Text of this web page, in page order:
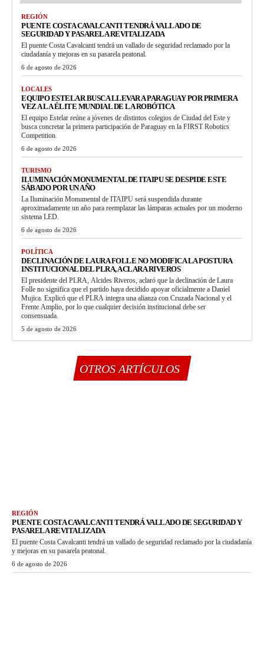
REGIÓN
PUENTE COSTA CAVALCANTI TENDRÁ VALLADO DE
SEGURIDAD Y PASARELA REVITALIZADA
El puente Costa Cavalcanti tendrá un vallado de seguridad reclamado por la
ciudadanía y mejoras en su pasarela peatonal.
6 de agosto de 2026
LOCALES
EQUIPO ESTELAR BUSCA LLEVAR A PARAGUAY POR PRIMERA
VEZ A LA ÉLITE MUNDIAL DE LA ROBÓTICA
El equipo Estelar reúne a jóvenes de distintos colegios de Ciudad del Este y
busca concretar la primera participación de Paraguay en la FIRST Robotics
Competition.
6 de agosto de 2026
TURISMO
ILUMINACIÓN MONUMENTAL DE ITAIPU SE DESPIDE ESTE
SÁBADO POR UN AÑO
La Iluminación Monumental de ITAIPU será suspendida durante
aproximadamente un año para reemplazar las lámparas actuales por un moderno
sistema LED.
6 de agosto de 2026
POLÍTICA
DECLINACIÓN DE LAURA FOLLE NO MODIFICA LA POSTURA
INSTITUCIONAL DEL PLRA, ACLARA RIVEROS
El presidente del PLRA, Alcides Riveros, aclaró que la declinación de Laura
Folle no significa que el partido haya decidido apoyar oficialmente a Daniel
Mujica. Explicó que el PLRA integra una alianza con Cruzada Nacional y el
Frente Amplio, por lo que cualquier decisión institucional debe ser
consensuada.
5 de agosto de 2026
OTROS ARTÍCULOS
REGIÓN
PUENTE COSTA CAVALCANTI TENDRÁ VALLADO DE SEGURIDAD Y
PASARELA REVITALIZADA
El puente Costa Cavalcanti tendrá un vallado de seguridad reclamado por la ciudadanía
y mejoras en su pasarela peatonal.
6 de agosto de 2026